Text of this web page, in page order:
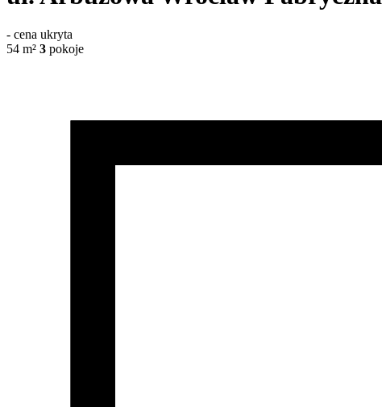
- cena ukryta
54 m² 3 pokoje